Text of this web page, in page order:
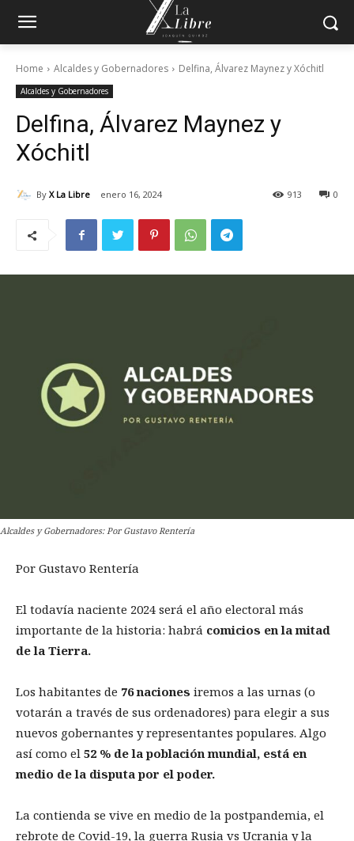
Home Alcaldes y Gobernadores Delfina, Álvarez Maynez y Xóchitl
Alcaldes y Gobernadores
Delfina, Álvarez Maynez y
Xóchitl
By X La Libre enero 16, 2024 0
913
Alcaldes y Gobernadores: Por Gustavo Rentería
Por Gustavo Rentería
El todavía naciente 2024 será el año electoral más
importante de la historia: habrá comicios en la mitad
de la Tierra.
Los habitantes de 76 naciones iremos a las urnas (o
votarán a través de sus ordenadores) para elegir a sus
nuevos gobernantes y representantes populares. Algo
así como el 52 % de la población mundial, está en
medio de la disputa por el poder.
La contienda se vive en medio de la postpandemia, el
rebrote de Covid-19, la guerra Rusia vs Ucrania y la